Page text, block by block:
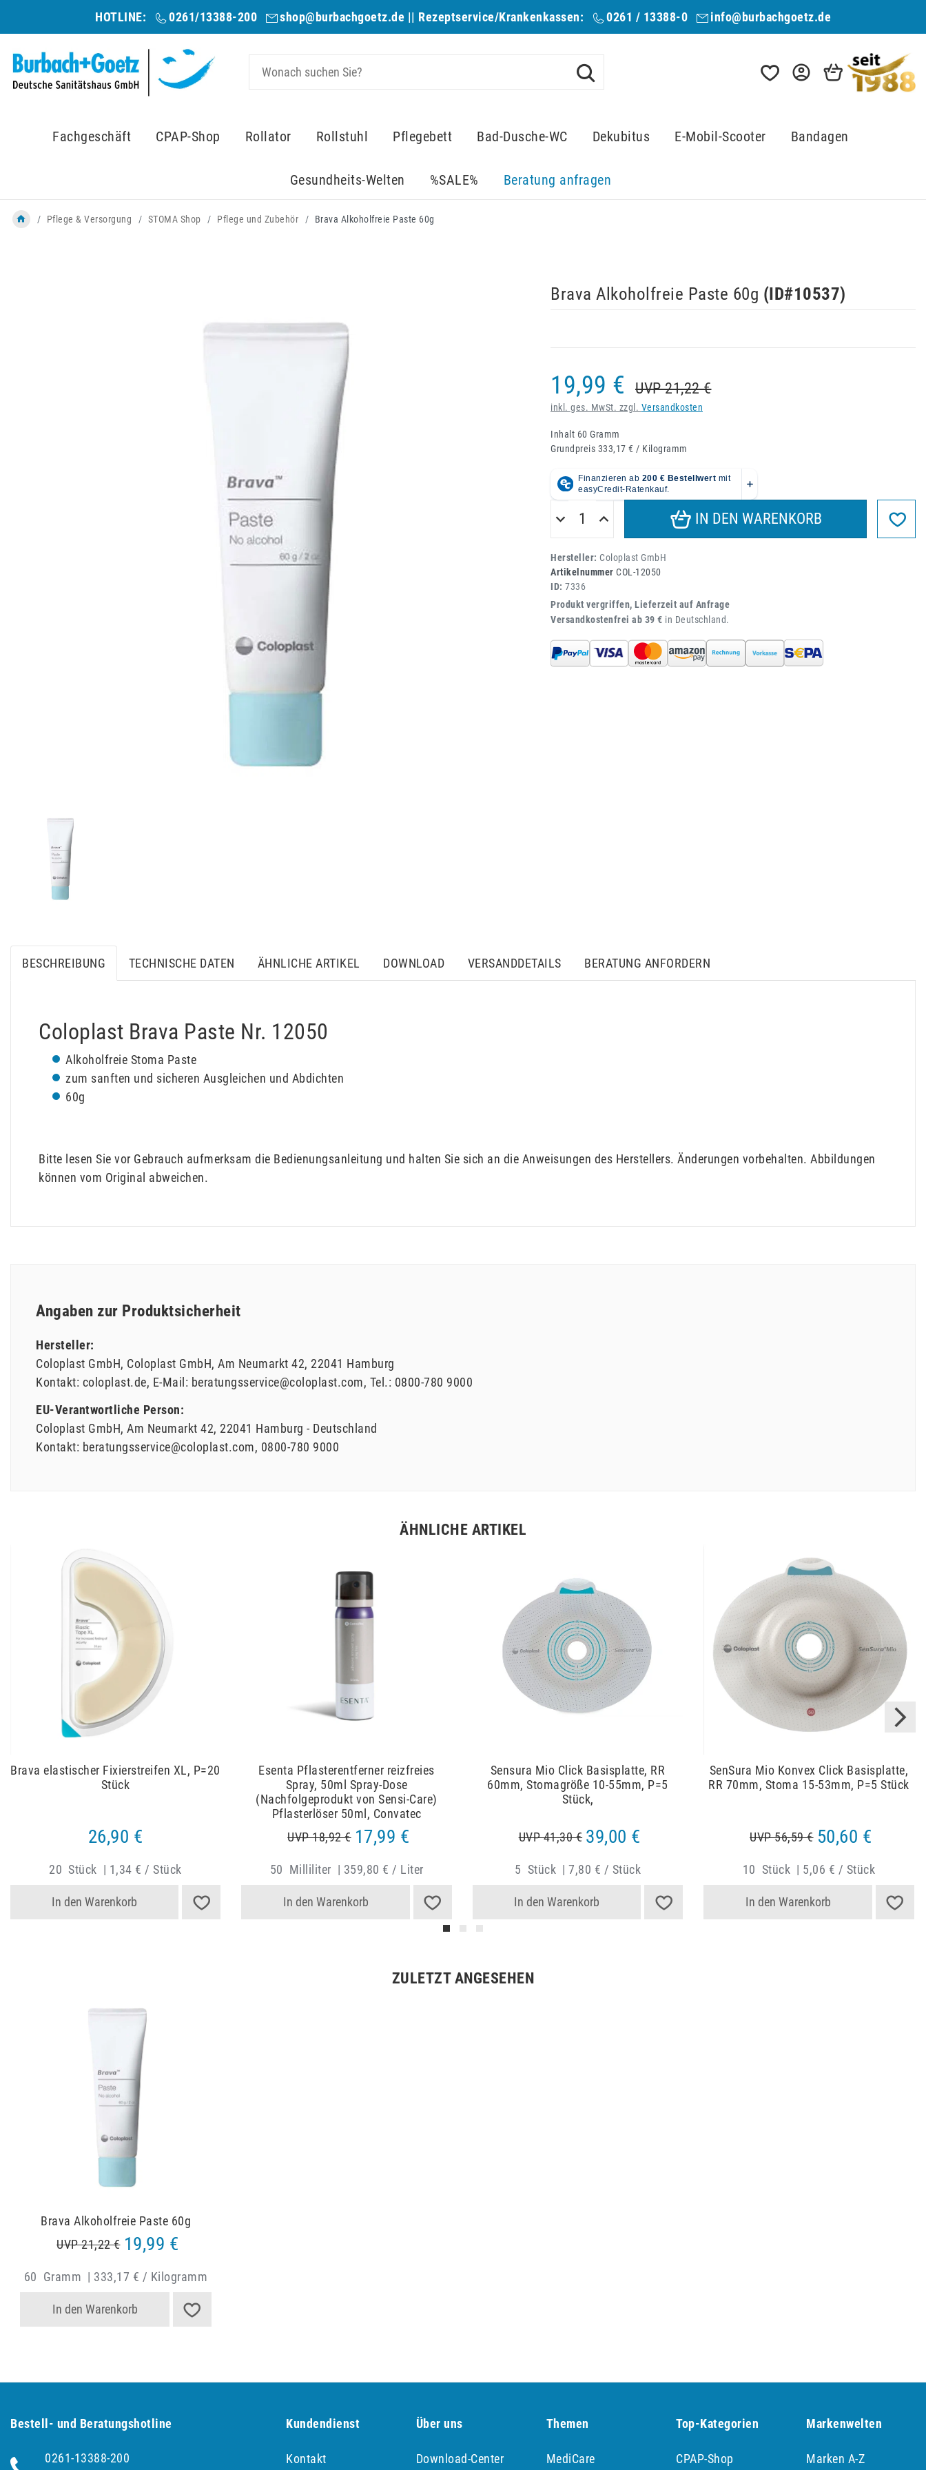
HOTLINE: 0261/13388-200 shop@burbachgoetz.de || Rezeptservice/Krankenkassen: 0261 / 13388-0 info@burbachgoetz.de
Fachgeschäft CPAP-Shop Rollator Rollstuhl Pflegebett Bad-Dusche-WC Dekubitus E-Mobil-Scooter Bandagen
Gesundheits-Welten %SALE% Beratung anfragen
Pflege & Versorgung STOMA Shop Pflege und Zubehör Brava Alkoholfreie Paste 60g
Brava Alkoholfreie Paste 60g (ID#10537)
19,99 € UVP 21,22 €
inkl. ges. MwSt. zzgl. Versandkosten
Inhalt 60 Gramm
Grundpreis 333,17 € / Kilogramm
IN DEN WARENKORB
Hersteller: Coloplast GmbH
Artikelnummer COL-12050
ID: 7336
Produkt vergriffen, Lieferzeit auf Anfrage
Versandkostenfrei ab 39 € in Deutschland.
BESCHREIBUNG TECHNISCHE DATEN ÄHNLICHE ARTIKEL DOWNLOAD VERSANDDETAILS BERATUNG ANFORDERN
Coloplast Brava Paste Nr. 12050
Alkoholfreie Stoma Paste
zum sanften und sicheren Ausgleichen und Abdichten
60g
Bitte lesen Sie vor Gebrauch aufmerksam die Bedienungsanleitung und halten Sie sich an die Anweisungen des Herstellers. Änderungen vorbehalten. Abbildungen
können vom Original abweichen.
Angaben zur Produktsicherheit
Hersteller:
Coloplast GmbH Coloplast GmbH Am Neumarkt 42 22041 Hamburg
Kontakt: coloplast.de E-Mail: beratungsservice@coloplast.com Tel.: 0800-780 9000
EU-Verantwortliche Person:
Coloplast GmbH Am Neumarkt 42 22041 Hamburg
Deutschland
Kontakt: beratungsservice@coloplast.com 0800-780 9000
ÄHNLICHE ARTIKEL
Brava elastischer Fixierstreifen XL, P=20
Stück
26,90 €
20 Stück | 1,34 € / Stück
In den Warenkorb
Esenta Pflasterentferner reizfreies
Spray, 50ml Spray-Dose
(Nachfolgeprodukt von Sensi-Care)
Pflasterlöser 50ml, Convatec
UVP 18,92 € 17,99 €
50 Milliliter | 359,80 € / Liter
In den Warenkorb
Sensura Mio Click Basisplatte, RR
60mm, Stomagröße 10-55mm, P=5
Stück,
UVP 41,30 € 39,00 €
5 Stück | 7,80 € / Stück
In den Warenkorb
SenSura Mio Konvex Click Basisplatte,
RR 70mm, Stoma 15-53mm, P=5 Stück
UVP 56,59 € 50,60 €
10 Stück | 5,06 € / Stück
In den Warenkorb
ZULETZT ANGESEHEN
Brava Alkoholfreie Paste 60g
UVP 21,22 € 19,99 €
60 Gramm | 333,17 € / Kilogramm
In den Warenkorb
Bestell- und Be­ra­tungs­hot­line
0261-13388-200
Kundendienst
Kontakt
Über uns
Download-Center
Themen
MediCare
Top-Kategorien
CPAP-Shop
Markenwelten
Marken A-Z